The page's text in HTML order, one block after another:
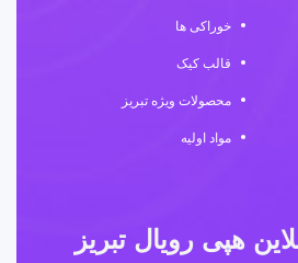
خوراکی ها
قالب کیک
محصولات ویژه تبریز
مواد اولیه
هپی رویال تبریز